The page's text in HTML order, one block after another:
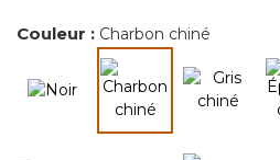
Couleur : Charbon chiné
sélectionné